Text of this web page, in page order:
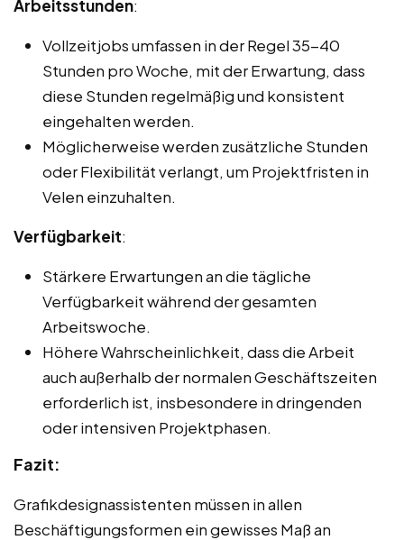
Arbeitsstunden:
Vollzeitjobs umfassen in der Regel 35-40
Stunden pro Woche, mit der Erwartung, dass
diese Stunden regelmäßig und konsistent
eingehalten werden.
Möglicherweise werden zusätzliche Stunden
oder Flexibilität verlangt, um Projektfristen in
Velen einzuhalten.
Verfügbarkeit:
Stärkere Erwartungen an die tägliche
Verfügbarkeit während der gesamten
Arbeitswoche.
Höhere Wahrscheinlichkeit, dass die Arbeit
auch außerhalb der normalen Geschäftszeiten
erforderlich ist, insbesondere in dringenden
oder intensiven Projektphasen.
Fazit:
Grafikdesignassistenten müssen in allen
Beschäftigungsformen ein gewisses Maß an